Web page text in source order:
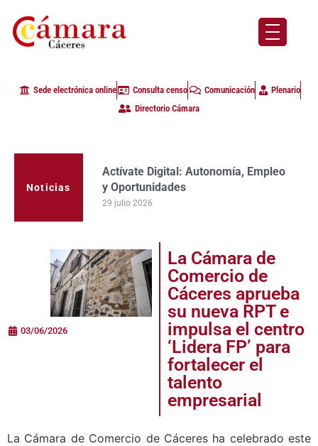
Sede electrónica online Consulta censo Comunicación
Plenario
Directorio Cámara
Noticias
Actívate Digital: Autonomía, Empleo
y Oportunidades
29 julio 2026
03/06/2026
La Cámara de
Comercio de
Cáceres aprueba
su nueva RPT e
impulsa el centro
‘Lidera FP’ para
fortalecer el
talento
empresarial
La Cámara de Comercio de Cáceres ha celebrado este